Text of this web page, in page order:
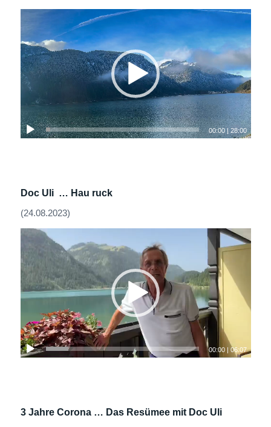
00:00|28:00
Doc Uli … Hau ruck
(24.08.2023)
00:00 |06:07
3 Jahre Corona … Das Resümee mit Doc Uli